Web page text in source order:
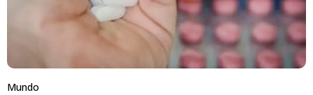
Mundo